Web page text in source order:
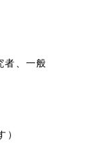
者、一般
）